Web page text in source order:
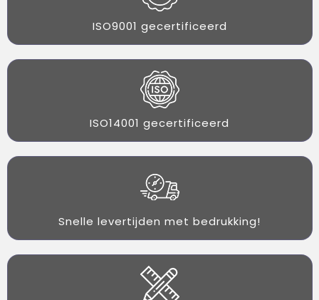
ISO9001 gecertificeerd
ISO14001 gecertificeerd
Snelle levertijden met bedrukking!